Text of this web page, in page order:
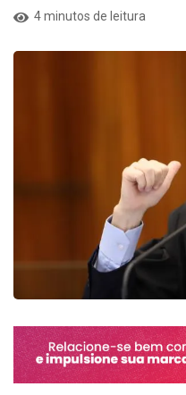
4 minutos de leitura